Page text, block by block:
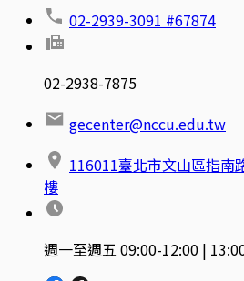
02-2939-3091 #67874
02-2938-7875
gecenter@nccu.edu.tw
116011臺北市文山區指
樓
週一至週五 09:00-12:00 |